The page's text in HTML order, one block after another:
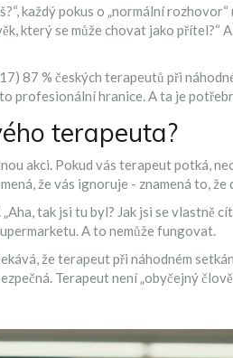
každý pokus o „normální
který se může chovat jako přítel?“
) 87 % českých terapeutů při
profesionální hranice. A ta je
terapeuta?
akci. Pokud vás terapeut potká,
že vás ignoruje - znamená to,
tak jsi tu byl? Jak jsi se vlastně
A to nemůže fungovat.
že terapeut při náhodném
Terapeut není „obyčejný